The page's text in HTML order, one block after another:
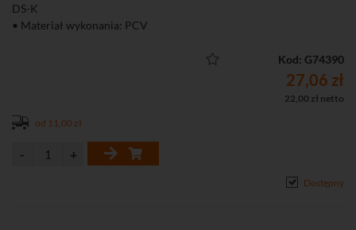
DS-K
• Materiał wykonania: PCV
Kod: G74390
27,06 zł
22,00 zł netto
od 11,00 zł
Dostępny